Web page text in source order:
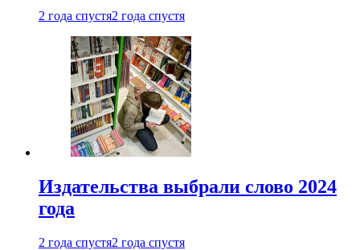
2 года спустя2 года спустя
Издательства выбрали слово 2024
года
2 года спустя2 года спустя